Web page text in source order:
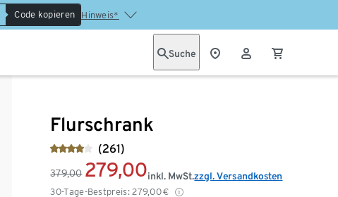
Code kopieren Hinweis*
Suche
Flurschrank
(261)
379,00 279,00
30-Tage-Bestpreis: 279,00€
inkl. MwSt.zzgl. Versandkosten